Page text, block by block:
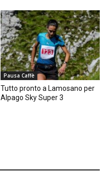
Pausa Caffè
Tutto pronto a Lamosano per
Alpago Sky Super 3